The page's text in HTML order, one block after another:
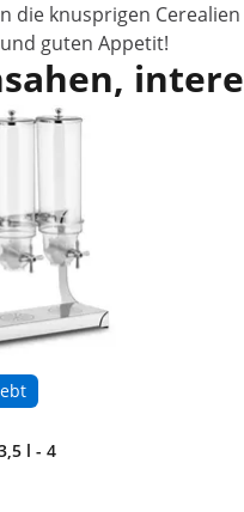
die knusprigen
guten Appetit!
l - 4